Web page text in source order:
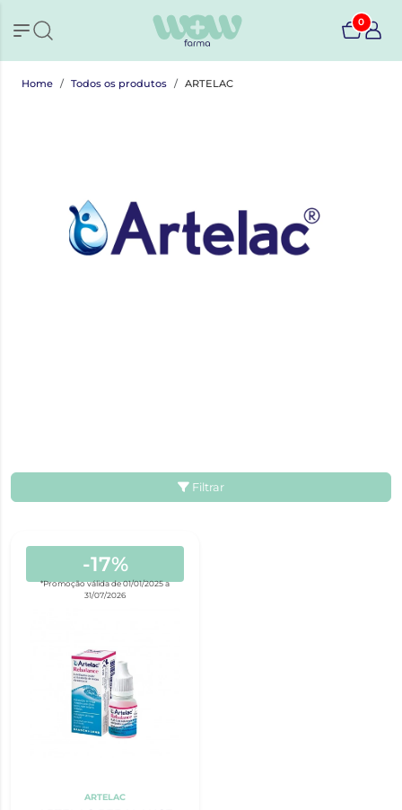
0
Home Todos os produtos ARTELAC
Filtrar
-17%
*Promoção válida de 01/01/2025 a
31/07/2026
ARTELAC